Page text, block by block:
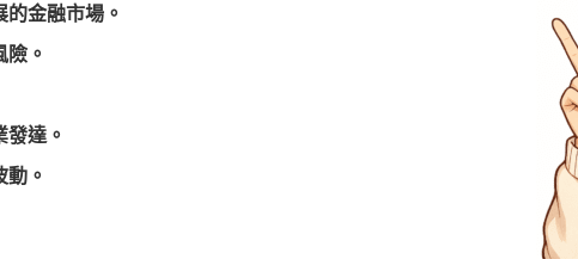
金融市場。
。
達。
。